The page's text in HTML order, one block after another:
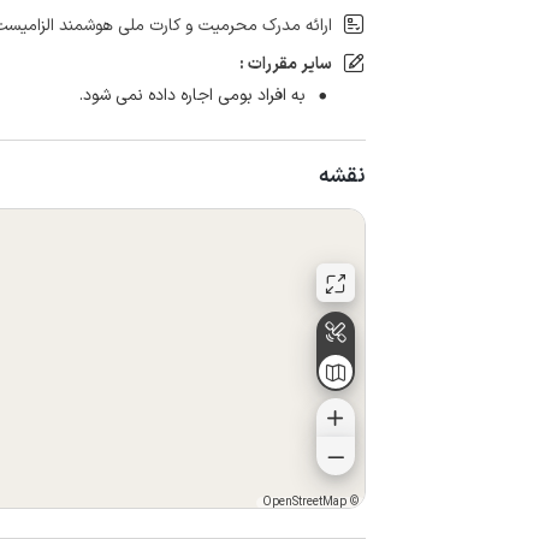
ارائه مدرک محرمیت و کارت ملی هوشمند
سایر مقررات :
به افراد بومی اجاره داده نمی شود.
نقشه
©
OpenStreetMap